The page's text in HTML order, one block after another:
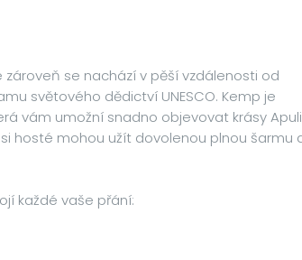
se nachází v pěší vzdálenosti od
světového dědictví UNESCO. Kemp je
vám umožní snadno objevovat krásy
hosté mohou užít dovolenou plnou šarmu
každé vaše přání: